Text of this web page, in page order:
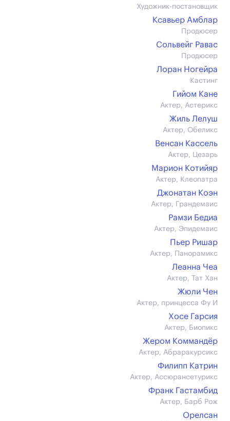
Художник-постановщик
Ксавьер Амблар
Продюсер
Сольвейг Равас
Продюсер
Лоран Ногейра
Кастинг
Гийом Кане
Актер, Астерикс
Жиль Лелуш
Актер, Обеликс
Венсан Кассель
Актер, Цезарь
Марион Котийяр
Актер, Клеопатра
Джонатан Коэн
Актер, Грандемаис
Рамзи Бедиа
Актер, Эпидемаис
Пьер Ришар
Актер, Панорамикс
Леанна Чеа
Актер, Тат Хан
Жюли Чен
Актер, принцесса Фу И
Хосе Гарсия
Актер, Биопикс
Жером Коммандёр
Актер, Абраракурсикс
Филипп Катрин
Актер, Ассюрансетурикс
Франк Гастамбид
Актер, Барб Рож
Орелсан